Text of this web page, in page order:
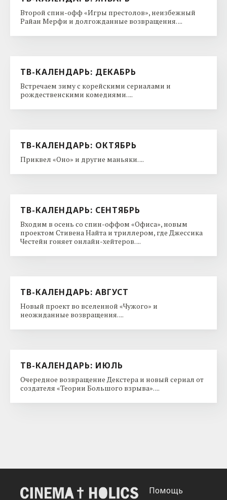
Второй спин-офф «Игры престолов», неизбежный
Райан Мерфи и долгожданные возвращения. ...
ТВ-КАЛЕНДАРЬ: ДЕКАБРЬ
Встречаем зиму с корейскими сериалами и
рождественскими комедиями. ...
ТВ-КАЛЕНДАРЬ: ОКТЯБРЬ
Приквел «Оно» и другие маньяки. ...
ТВ-КАЛЕНДАРЬ: СЕНТЯБРЬ
Входим в осень со спин-оффом «Офиса», новым
проектом Стивена Найта и триллером, где Джессика
Честейн гоняет онлайн-хейтеров. ...
ТВ-КАЛЕНДАРЬ: АВГУСТ
Новый проект во вселенной «Чужого» и
неожиданные возвращения. ...
ТВ-КАЛЕНДАРЬ: ИЮЛЬ
Очередное возвращение Декстера и новый сериал от
создателя «Теории Большого взрыва». ...
Помощь